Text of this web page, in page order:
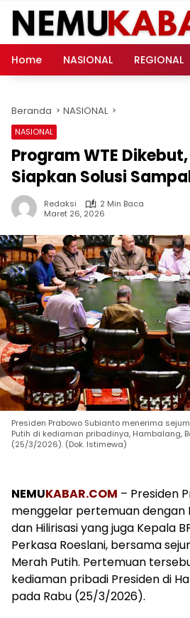
Langsung
konten
Home
NASIONAL REGIONAL
Beranda NASIONAL
NASIONAL
Program WTE
Siapkan Solusi
Redaksi
2 Min Baca
Maret 26, 2026
Presiden Prabowo Subianto menerima
Putih di kediaman pribadinya, Hambalang,
(25/3/2026). (Dok. Istimewa)
NEMUKABAR.COM – Presiden
menggelar pertemuan dengan
dan Hilirisasi yang juga Kepala
Perkasa Roeslani, bersama
Merah Putih. Pertemuan
kediaman pribadi Presiden di
pada Rabu (25/3/2026).